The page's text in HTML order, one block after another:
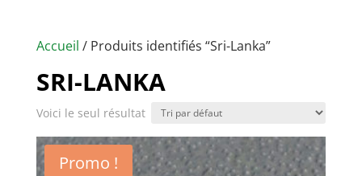
Accueil / Produits identifiés “Sri-Lanka”
SRI-LANKA
Voici le seul résultat
Promo !